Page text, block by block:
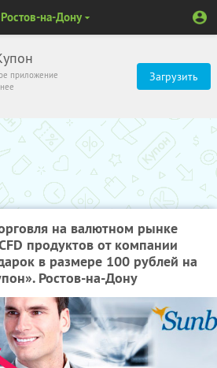
приложение
Загрузить
Ростов-на-Дону
на валютном рынке
продуктов от компании
в размере 100 рублей на
Ростов-на-Дону